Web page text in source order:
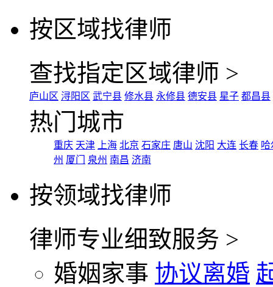
按区域找律师
查找指定区域律师 >
庐山区 浔阳区 武宁县 修水县 永修县 德安县 星子 都昌县
热门城市
重庆 天津 上海 北京 石家庄 唐山 沈阳 大连 长春 哈
州 厦门 泉州 南昌 济南
按领域找律师
律师专业细致服务 >
婚姻家事 协议离婚